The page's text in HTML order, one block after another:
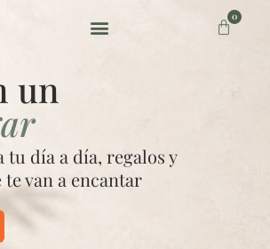
0
Carrito
un
día a día, regalos y
van a encantar